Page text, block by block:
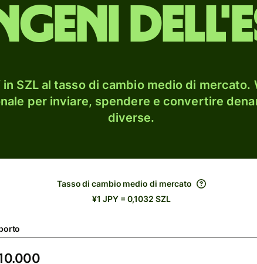
SZL al tasso di cambio medio di mercato.
per inviare, spendere e convertire
diverse.
Tasso di cambio medio di mercato
¥1 JPY = 0,1032 SZL